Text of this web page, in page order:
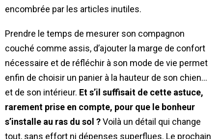
encombrée par les articles inutiles.
Prendre le temps de mesurer son compagnon
couché comme assis, d’ajouter la marge de confort
nécessaire et de réfléchir à son mode de vie permet
enfin de choisir un panier à la hauteur de son chien…
et de son intérieur. Et s’il suffisait de cette astuce,
rarement prise en compte, pour que le bonheur
s’installe au ras du sol ?Voilà un détail qui change
tout, sans effort ni dépenses superflues. Le prochain